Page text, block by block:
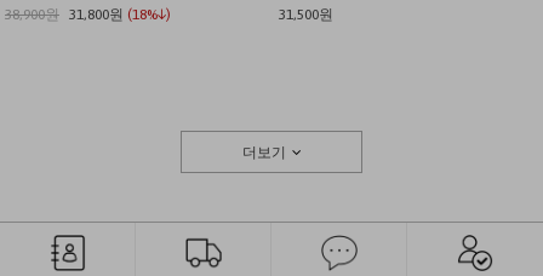
38,900원 31,800원 (18%↓)
31,500원
더보기